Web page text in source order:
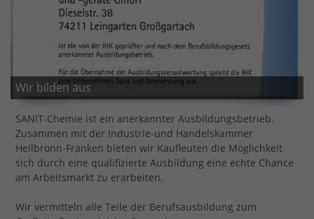
Wir bilden aus
SANIT-Chemie ist ein anerkannter Ausbildungsbetrieb.
Zusammen mit der Industrie-und Handelskammer
Heilbronn-Franken bieten wir Kaufleuten die Möglichkeit
sich durch eine qualifizierte Ausbildung eine echte Chance
am Arbeitsmarkt zu erarbeiten.
Wir vermitteln alle Teile der Berufsausbildung zum